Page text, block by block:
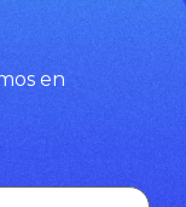
en